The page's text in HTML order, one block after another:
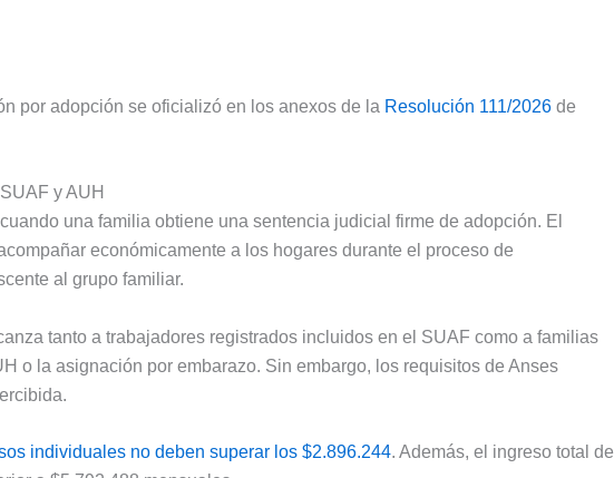
por adopción se oficializó en los anexos de la Resolución 111/2026 de
y AUH
una familia obtiene una sentencia judicial firme de adopción. El
económicamente a los hogares durante el proceso de
al grupo familiar.
tanto a trabajadores registrados incluidos en el SUAF como a familias
o la asignación por embarazo. Sin embargo, los requisitos de Anses
individuales no deben superar los $2.896.244. Además, el ingreso total del